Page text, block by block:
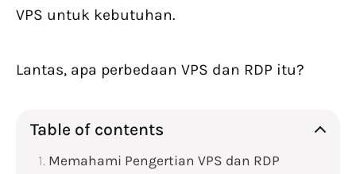
VPS untuk kebutuhan.
Lantas, apa perbedaan VPS dan RDP itu?
Table of contents
Memahami Pengertian VPS dan RDP